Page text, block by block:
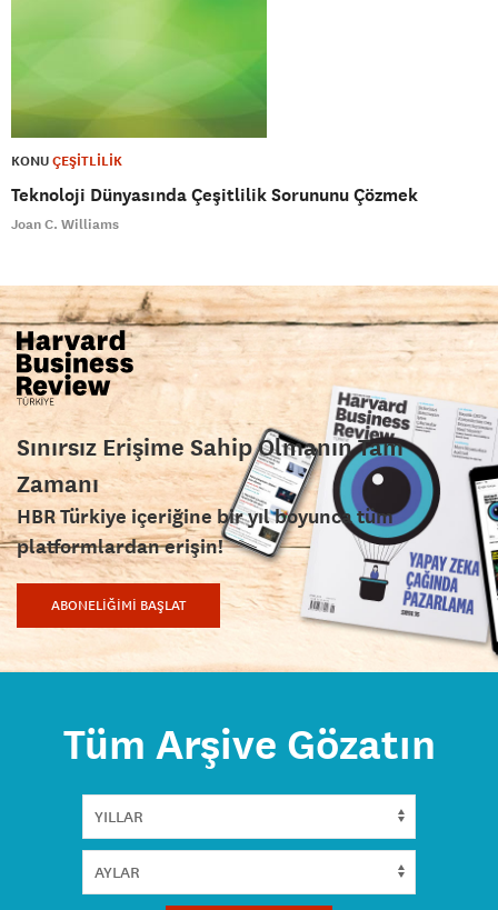
KONUÇEŞİTLİLİK
Teknoloji Dünyasında Çeşitlilik Sorununu Çözmek
Joan C. Williams
Sınırsız Erişime Sahip Olmanın Tam
Zamanı
HBR Türkiye içeriğine bir yıl boyunca tüm
platformlardan erişin!
ABONELİĞİMİ BAŞLAT
Tüm Arşive Gözatın